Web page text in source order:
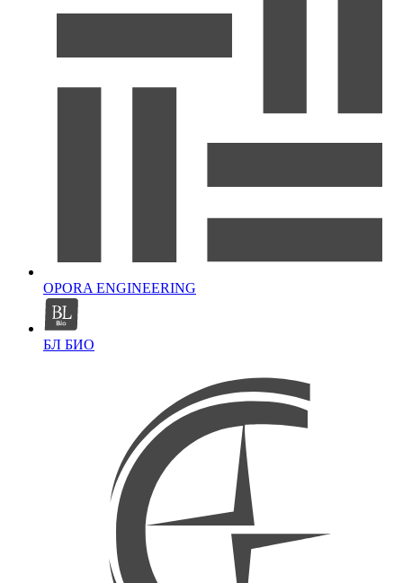
OPORA ENGINEERING
БЛ БИО